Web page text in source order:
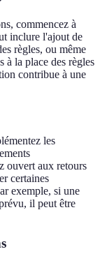
commencez à
inclure l'ajout de
règles, ou même
à la place des règles
contribue à une
les
ouvert aux retours
certaines
exemple, si une
il peut être